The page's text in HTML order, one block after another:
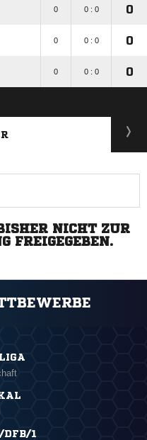
0 0 : 0 0
0 0 : 0 0
0 0 : 0 0
NICHT ZUR
FREIGEGEBEN.
DFB/1